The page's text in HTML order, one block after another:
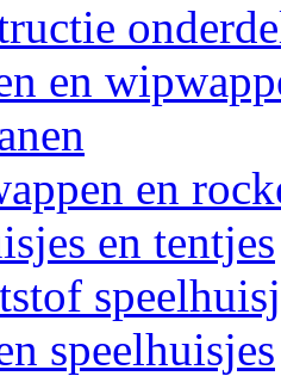
en
en
en tentjes
speelhuisjes